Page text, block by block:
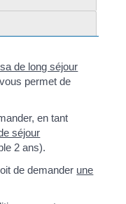
de long séjour
permet de
en tant
séjour
2 ans).
de demander une